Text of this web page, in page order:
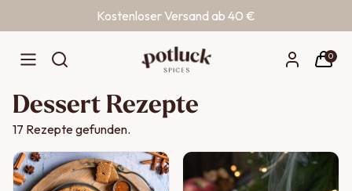
Kostenloser Versand ab 40 €
0
Dessert Rezepte
17 Rezepte gefunden.